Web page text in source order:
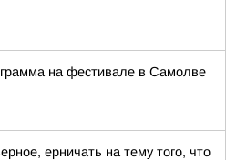
на фестивале в Самолве
ерничать на тему того, что